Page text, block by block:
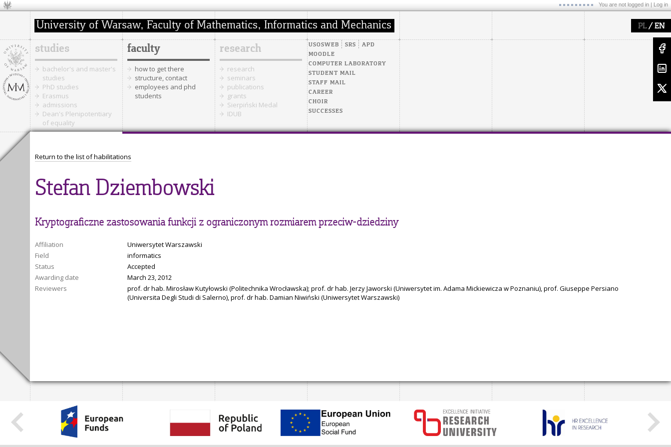
You are not logged in | Log in
PL/ EN
studies
bachelor's and master's
studies
PhD studies
Erasmus
admissions
Dean's Plenipotentiary
of equality
faculty
how to get there
structure, contact
employees and phd
students
research
research
seminars
publications
grants
Sierpiński Medal
IDUB
USOSWEB SRS
APD
MOODLE
COMPUTER LABORATORY
STUDENT MAIL
STAFF MAIL
CAREER
CHOIR
SUCCESSES
Return to the list of habilitations
Stefan Dziembowski
Kryptograficzne zastosowania funkcji z ograniczonym rozmiarem przeciw-dziedziny
Affiliation
Uniwersytet Warszawski
Field
informatics
Status
Accepted
Awarding date
March 23, 2012
Reviewers
prof. dr hab. Mirosław Kutyłowski (Politechnika Wrocławska); prof. dr hab. Jerzy Jaworski (Uniwersytet im. Adama Mickiewicza w Poznaniu), prof. Giuseppe Persiano
(Universita Degli Studi di Salerno), prof. dr hab. Damian Niwiński (Uniwersytet Warszawski)